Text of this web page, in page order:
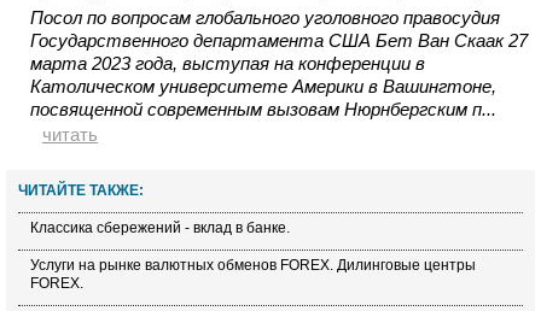
Посол по вопросам глобального уголовного правосудия
Государственного департамента США Бет Ван Скаак 27
марта 2023 года, выступая на конференции в
Католическом университете Америки в Вашингтоне,
посвященной современным вызовам Нюрнбергским п...
читать
ЧИТАЙТЕ ТАКЖЕ:
Классика сбережений - вклад в банке.
Услуги на рынке валютных обменов FOREX. Дилинговые центры
FOREX.